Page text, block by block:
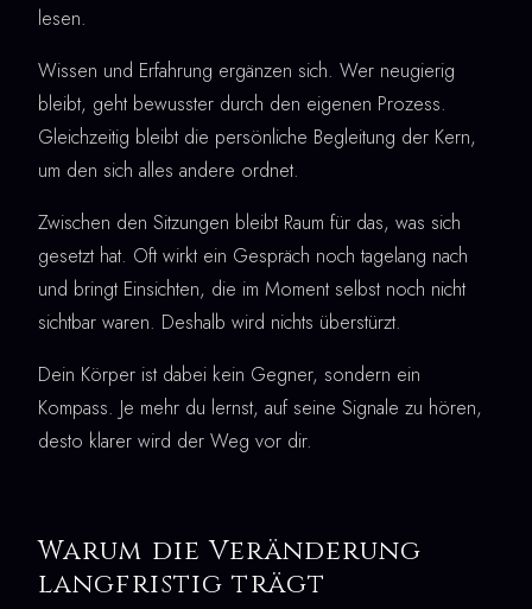
lesen.
Wissen und Erfahrung ergänzen sich. Wer neugierig
bleibt, geht bewusster durch den eigenen Prozess.
Gleichzeitig bleibt die persönliche Begleitung der Kern,
um den sich alles andere ordnet.
Zwischen den Sitzungen bleibt Raum für das, was sich
gesetzt hat. Oft wirkt ein Gespräch noch tagelang nach
und bringt Einsichten, die im Moment selbst noch nicht
sichtbar waren. Deshalb wird nichts überstürzt.
Dein Körper ist dabei kein Gegner, sondern ein
Kompass. Je mehr du lernst, auf seine Signale zu hören,
desto klarer wird der Weg vor dir.
Warum die Veränderung
langfristig trägt